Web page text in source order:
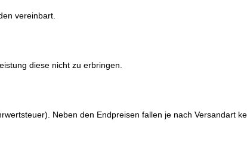
vereinbart.
diese nicht zu erbringen.
Neben den Endpreisen fallen je nach Versandart